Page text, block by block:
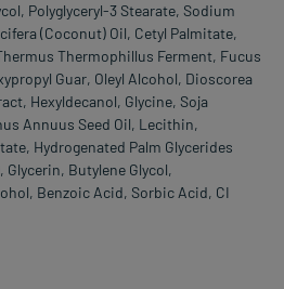
Polyglyceryl-3 Stearate, Sodium
(Coconut) Oil, Cetyl Palmitate,
Thermophillus Ferment, Fucus
Guar, Oleyl Alcohol, Dioscorea
Hexyldecanol, Glycine, Soja
Annuus Seed Oil, Lecithin,
Hydrogenated Palm Glycerides
Butylene Glycol,
Benzoic Acid, Sorbic Acid, CI